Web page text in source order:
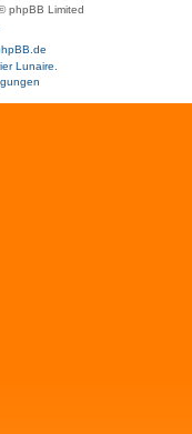
phpBB Limited
Lunaire.